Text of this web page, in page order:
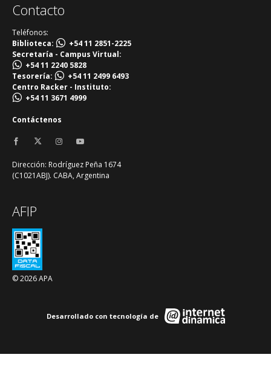
Contacto
Teléfonos:
Biblioteca:
+54 11 2851-2225
Secretaría - Campus Virtual:
+54 11 2240 5828
Tesorería:
+54 11 2499 6493
Centro Racker - Instituto:
+54 11 3671 4999
Contáctenos
Dirección: Rodríguez Peña 1674
(C1021ABJ). CABA, Argentina
AFIP
© 2026 APA